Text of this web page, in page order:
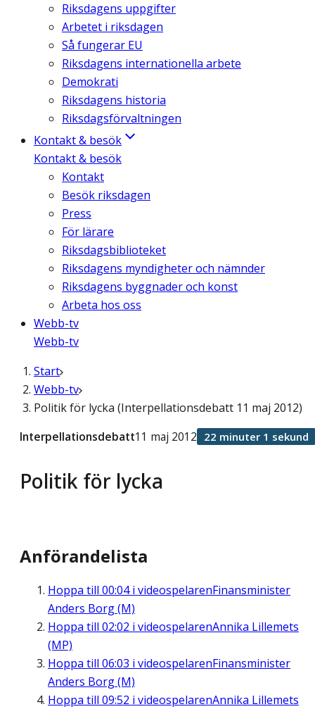
Riksdagens uppgifter
Arbetet i riksdagen
Så fungerar EU
Riksdagens internationella arbete
Demokrati
Riksdagens historia
Riksdagsförvaltningen
Kontakt & besök
Kontakt & besök
Kontakt
Besök riksdagen
Press
För lärare
Riksdagsbiblioteket
Riksdagens myndigheter och nämnder
Riksdagens byggnader och konst
Arbeta hos oss
Webb-tv
Webb-tv
Start
Webb-tv
Politik för lycka (Interpellationsdebatt 11 maj 2012)
Politik för lycka
Interpellationsdebatt11 maj 2012 22 minuter 1 sekund
Anförandelista
Hoppa till 00:04i videospelarenFinansminister
Anders Borg (M)
Hoppa till 02:02 i videospelarenAnnika Lillemets
(MP)
Hoppa till 06:03 i videospelarenFinansminister
Anders Borg (M)
Hoppa till 09:52 i videospelarenAnnika Lillemets